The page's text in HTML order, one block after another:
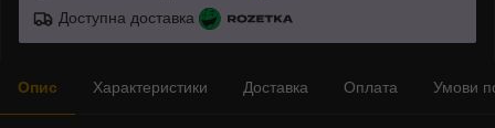
Доступна доставка
Опис Характеристики Доставка Оплата Умови